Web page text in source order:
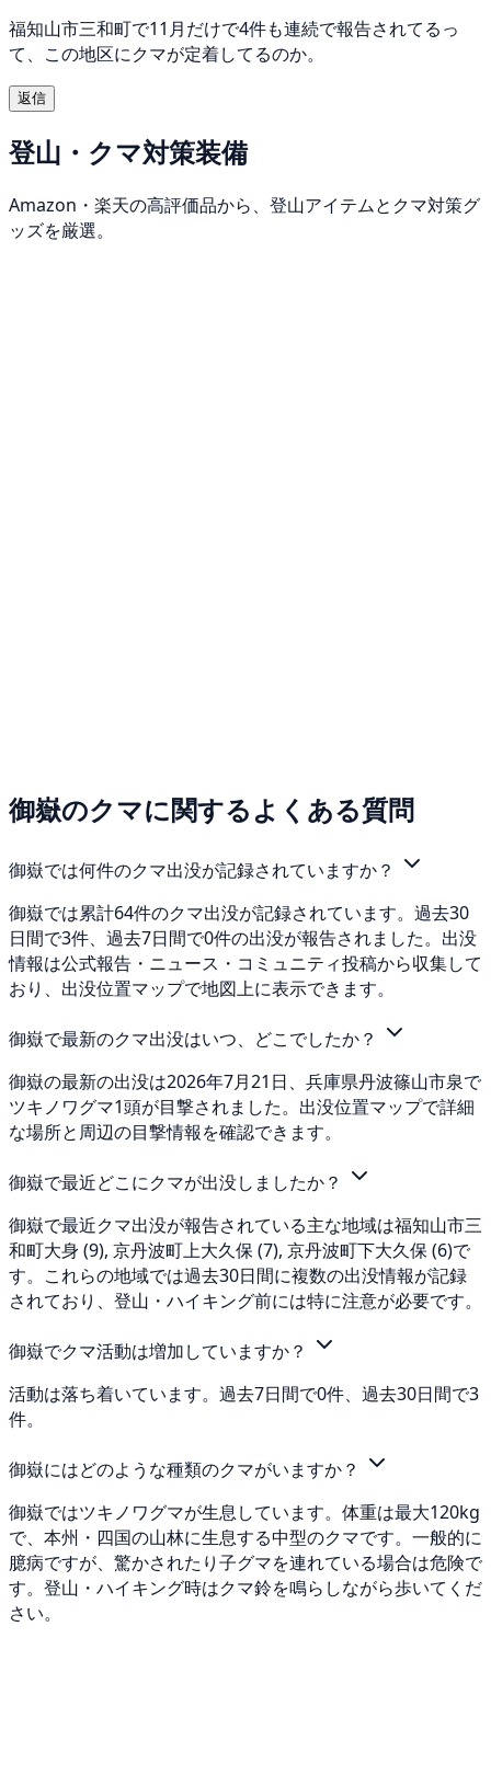
福知山市三和町で11月だけで4件も連続で報告されてるっ
て、この地区にクマが定着してるのか。
返信
登山・クマ対策装備
Amazon・楽天の高評価品から、登山アイテムとクマ対策グ
ッズを厳選。
御嶽のクマに関するよくある質問
御嶽では何件のクマ出没が記録されていますか？
御嶽では累計64件のクマ出没が記録されています。過去30
日間で3件、過去7日間で0件の出没が報告されました。出没
情報は公式報告・ニュース・コミュニティ投稿から収集して
おり、出没位置マップで地図上に表示できます。
御嶽で最新のクマ出没はいつ、どこでしたか？
御嶽の最新の出没は2026年7月21日、兵庫県丹波篠山市泉で
ツキノワグマ1頭が目撃されました。出没位置マップで詳細
な場所と周辺の目撃情報を確認できます。
御嶽で最近どこにクマが出没しましたか？
御嶽で最近クマ出没が報告されている主な地域は福知山市三
和町大身 (9), 京丹波町上大久保 (7), 京丹波町下大久保 (6)で
す。これらの地域では過去30日間に複数の出没情報が記録
されており、登山・ハイキング前には特に注意が必要です。
御嶽でクマ活動は増加していますか？
活動は落ち着いています。過去7日間で0件、過去30日間で3
件。
御嶽にはどのような種類のクマがいますか？
御嶽ではツキノワグマが生息しています。体重は最大120kg
で、本州・四国の山林に生息する中型のクマです。一般的に
臆病ですが、驚かされたり子グマを連れている場合は危険で
す。登山・ハイキング時はクマ鈴を鳴らしながら歩いてくだ
さい。